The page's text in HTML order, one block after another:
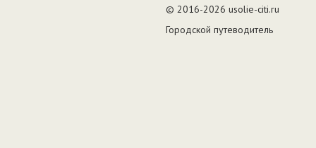
© 2016-2026 usolie-citi.ru
Городской путеводитель